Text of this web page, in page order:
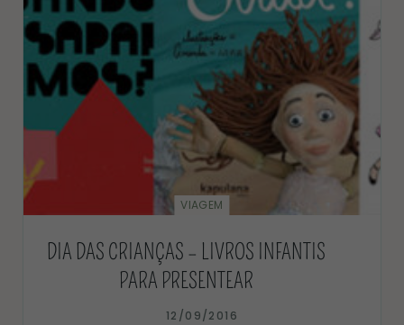
VIAGEM
DIA DAS CRIANÇAS – LIVROS INFANTIS
PARA PRESENTEAR
12/09/2016